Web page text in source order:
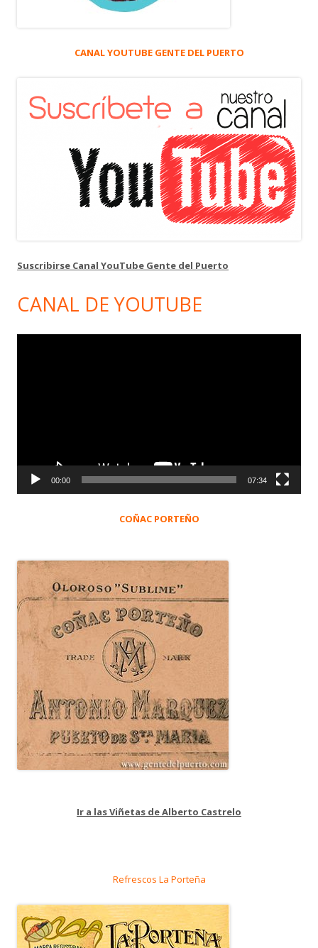
CANAL YOUTUBE GENTE DEL PUERTO
Suscribirse Canal YouTube Gente del Puerto
CANAL DE YOUTUBE
00:00 07:34
COÑAC PORTEÑO
Ir a las Viñetas de Alberto Castrelo
Refrescos La Porteña